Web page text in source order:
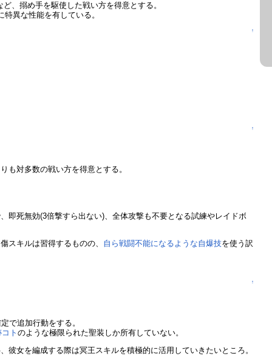
、搦め手を駆使した戦い方を得意とする。
異な性能を有している。
↑
↑
も対多数の戦い方を得意とする。
即死無効(3倍撃すら出ない)、全体攻撃も不要となる試練やレイドボ
スキルは習得するものの、 自ら戦闘不能になるような自爆技を使う訳
↑
で追加行動をする。
コトのような極限られた聖装しか所有していない。
女を編成する際は冥王スキルを積極的に活用していきたいところ。